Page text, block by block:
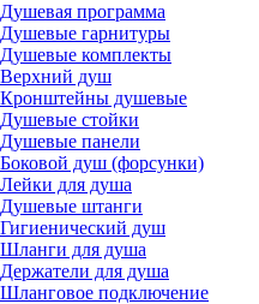
Душевая программа
Душевые гарнитуры
Душевые комплекты
Верхний душ
Кронштейны душевые
Душевые стойки
Душевые панели
Боковой душ (форсунки)
Лейки для душа
Душевые штанги
Гигиенический душ
Шланги для душа
Держатели для душа
Шланговое подключение